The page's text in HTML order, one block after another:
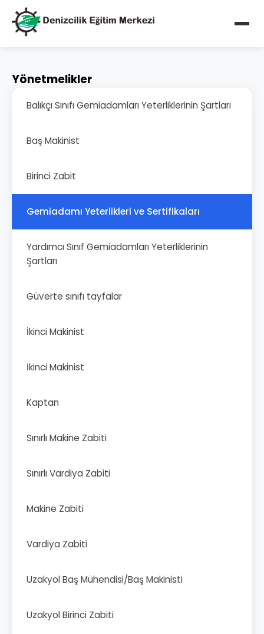
Yönetmelikler
Balıkçı Sınıfı Gemiadamları Yeterliklerinin Şartları
Baş Makinist
Birinci Zabit
Gemiadamı Yeterlikleri ve Sertifikaları
Yardımcı Sınıf Gemiadamları Yeterliklerinin
Şartları
Güverte sınıfı tayfalar
İkinci Makinist
İkinci Makinist
Kaptan
Sınırlı Makine Zabiti
Sınırlı Vardiya Zabiti
Makine Zabiti
Vardiya Zabiti
Uzakyol Baş Mühendisi/Baş Makinisti
Uzakyol Birinci Zabiti